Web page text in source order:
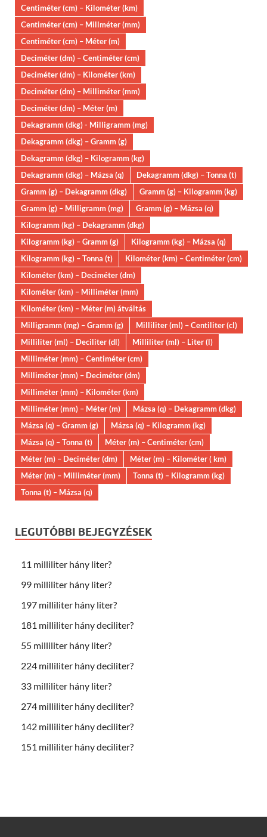
Centiméter (cm) – Kilométer (km)
Centiméter (cm) – Millméter (mm)
Centiméter (cm) – Méter (m)
Deciméter (dm) – Centiméter (cm)
Deciméter (dm) – Kilométer (km)
Deciméter (dm) – Milliméter (mm)
Deciméter (dm) – Méter (m)
Dekagramm (dkg) - Milligramm (mg)
Dekagramm (dkg) – Gramm (g)
Dekagramm (dkg) – Kilogramm (kg)
Dekagramm (dkg) – Mázsa (q)
Dekagramm (dkg) – Tonna (t)
Gramm (g) – Dekagramm (dkg)
Gramm (g) – Kilogramm (kg)
Gramm (g) – Milligramm (mg)
Gramm (g) – Mázsa (q)
Kilogramm (kg) – Dekagramm (dkg)
Kilogramm (kg) – Gramm (g)
Kilogramm (kg) – Mázsa (q)
Kilogramm (kg) – Tonna (t)
Kilométer (km) – Centiméter (cm)
Kilométer (km) – Deciméter (dm)
Kilométer (km) – Milliméter (mm)
Kilométer (km) – Méter (m) átváltás
Milligramm (mg) – Gramm (g)
Milliliter (ml) – Centiliter (cl)
Milliliter (ml) – Deciliter (dl)
Milliliter (ml) – Liter (l)
Milliméter (mm) – Centiméter (cm)
Milliméter (mm) – Deciméter (dm)
Milliméter (mm) – Kilométer (km)
Milliméter (mm) – Méter (m)
Mázsa (q) – Dekagramm (dkg)
Mázsa (q) – Gramm (g)
Mázsa (q) – Kilogramm (kg)
Mázsa (q) – Tonna (t)
Méter (m) – Centiméter (cm)
Méter (m) – Deciméter (dm)
Méter (m) – Kilométer ( km)
Méter (m) – Milliméter (mm)
Tonna (t) – Kilogramm (kg)
Tonna (t) – Mázsa (q)
LEGUTÓBBI BEJEGYZÉSEK
11 milliliter hány liter?
99 milliliter hány liter?
197 milliliter hány liter?
181 milliliter hány deciliter?
55 milliliter hány liter?
224 milliliter hány deciliter?
33 milliliter hány liter?
274 milliliter hány deciliter?
142 milliliter hány deciliter?
151 milliliter hány deciliter?